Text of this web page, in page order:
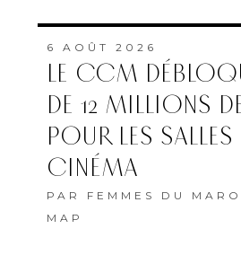
6 AOÛT 2026
LE CCM
DE 12 MILLIONS
POUR LES SALLES
CINÉMA
PAR FEMMES DU
MAP